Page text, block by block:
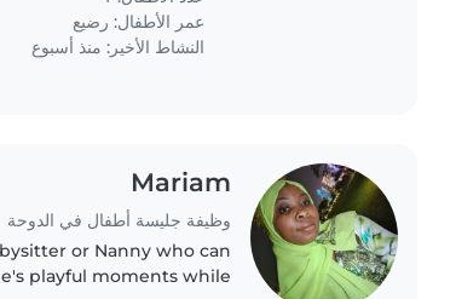
عمر الأطفال: رضيع
النشاط الأخير: منذ أسبوع
Mariam
وظيفة جليسة أطفال في الدوحة
or Nanny who can
playful moments while